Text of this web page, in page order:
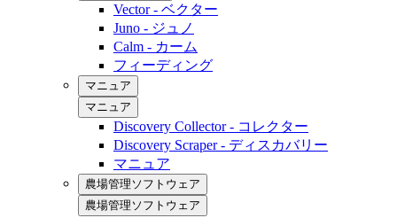
Vector - ベクター
Juno - ジュノ
Calm - カーム
フィーディング
マニュア
マニュア
Discovery Collector - コレクター
Discovery Scraper - ディスカバリー
マニュア
農場管理ソフトウェア
農場管理ソフトウェア